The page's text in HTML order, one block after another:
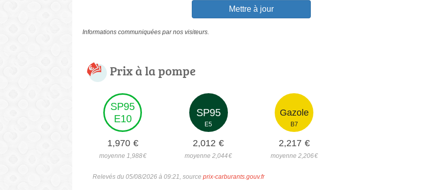
Mettre à jour
Informations communiquées par nos visiteurs.
Prix à la pompe
SP95
E10
1,970 €
moyenne 1,988€
SP95
E5
2,012 €
moyenne 2,044€
Gazole
B7
2,217 €
moyenne 2,206€
Relevés du 05/08/2026 à 09:21, source prix-carburants.gouv.fr